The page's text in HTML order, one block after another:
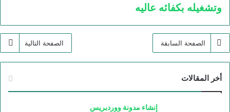
وتشغيله بكفائه عاليه
الصفحة السابقة الصفحة التالية
أخر المقالات
إنشاء مدونة ووردبريس